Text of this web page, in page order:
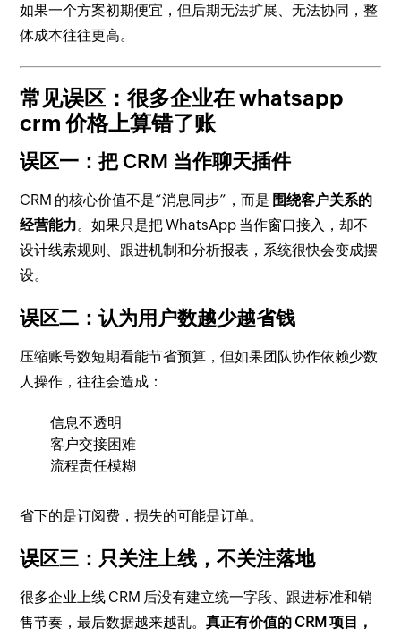
如果一个方案初期便宜，但后期无法扩展、无法协同，整
体成本往往更高。
常见误区：很多企业在 whatsapp
crm 价格上算错了账
误区一：把 CRM 当作聊天插件
CRM 的核心价值不是“消息同步”，而是 围绕客户关系的
经营能力。如果只是把 WhatsApp 当作窗口接入，却不
设计线索规则、跟进机制和分析报表，系统很快会变成摆
设。
误区二：认为用户数越少越省钱
压缩账号数短期看能节省预算，但如果团队协作依赖少数
人操作，往往会造成：
信息不透明
客户交接困难
流程责任模糊
省下的是订阅费，损失的可能是订单。
误区三：只关注上线，不关注落地
很多企业上线 CRM 后没有建立统一字段、跟进标准和销
售节奏，最后数据越来越乱。真正有价值的 CRM 项目，